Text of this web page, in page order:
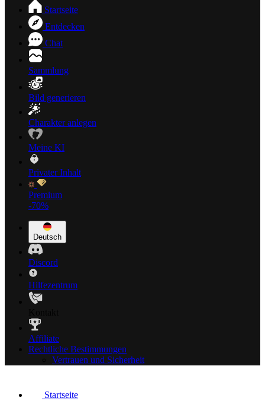
Startseite
Entdecken
Chat
Sammlung
Bild generieren
Charakter anlegen
Meine KI
Privater Inhalt
Premium
-70%
Deutsch
Discord
Hilfezentrum
Affiliate
Rechtliche Bestimmungen
Vertrauen und Sicherheit
Startseite